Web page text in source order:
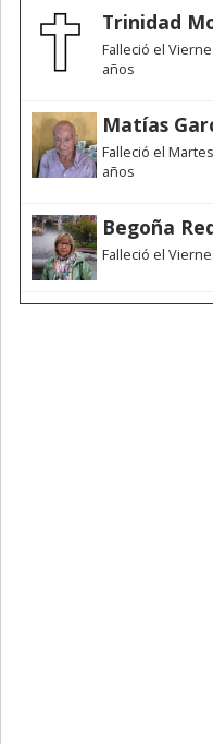
Trinidad
Falleció el
años
Matías
Falleció el
años
Begoña
Falleció el